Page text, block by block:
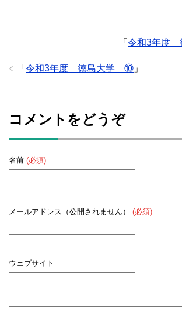
「 令和3年度
「 令和3年度 徳島大学 ⑩ 」
コメントをどうぞ
名前 (必須)
メールアドレス（公開されません） (必須)
ウェブサイト